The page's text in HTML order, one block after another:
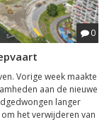
0
Vorige week maakte
aan de nieuwe
langer
het verwijderen van